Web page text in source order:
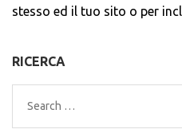
stesso ed il tuo sito o per
RICERCA
Search
for: